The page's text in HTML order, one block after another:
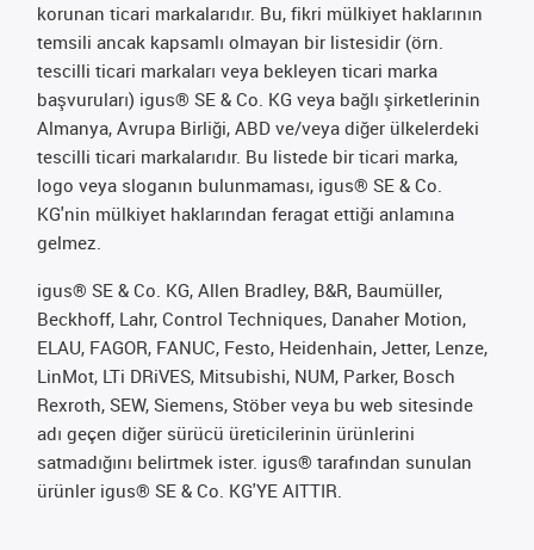
korunan ticari markalarıdır. Bu, fikri mülkiyet haklarının
temsili ancak kapsamlı olmayan bir listesidir (örn.
tescilli ticari markaları veya bekleyen ticari marka
başvuruları) igus® SE & Co. KG veya bağlı şirketlerinin
Almanya, Avrupa Birliği, ABD ve/veya diğer ülkelerdeki
tescilli ticari markalarıdır. Bu listede bir ticari marka,
logo veya sloganın bulunmaması, igus® SE & Co.
KG'nin mülkiyet haklarından feragat ettiği anlamına
gelmez.
igus® SE & Co. KG, Allen Bradley, B&R, Baumüller,
Beckhoff, Lahr, Control Techniques, Danaher Motion,
ELAU, FAGOR, FANUC, Festo, Heidenhain, Jetter, Lenze,
LinMot, LTi DRiVES, Mitsubishi, NUM, Parker, Bosch
Rexroth, SEW, Siemens, Stöber veya bu web sitesinde
adı geçen diğer sürücü üreticilerinin ürünlerini
satmadığını belirtmek ister. igus® tarafından sunulan
ürünler igus® SE & Co. KG'YE AITTIR.